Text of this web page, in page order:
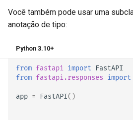
Você também pode usar uma
anotação de tipo:
Python 3.10+
from fastapi import
FastAPI
from fastapi.responses import
app = FastAPI()